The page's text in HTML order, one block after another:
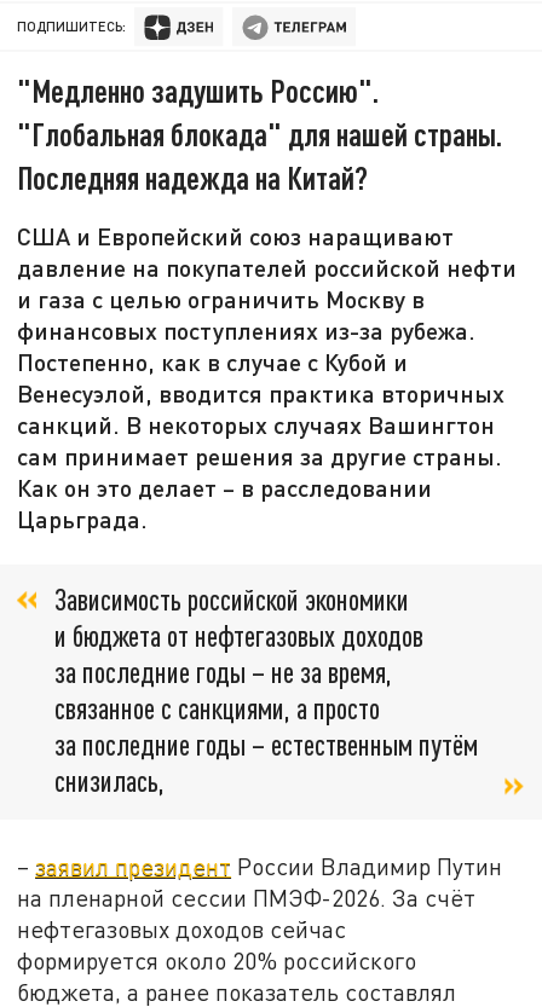
ПОДПИШИТЕСЬ:
"Медленно задушить Россию".
"Глобальная блокада" для нашей страны.
Последняя надежда на Китай?
США и Европейский союз наращивают
давление на покупателей российской нефти
и газа с целью ограничить Москву в
финансовых поступлениях из-за рубежа.
Постепенно, как в случае с Кубой и
Венесуэлой, вводится практика вторичных
санкций. В некоторых случаях Вашингтон
сам принимает решения за другие страны.
Как он это делает – в расследовании
Царьграда.
Зависимость российской экономики
и бюджета от нефтегазовых доходов
за последние годы – не за время,
связанное с санкциями, а просто
за последние годы – естественным путём
снизилась,
–заявил президент России Владимир Путин
на пленарной сессии ПМЭФ-2026. За счёт
нефтегазовых доходов сейчас
формируется около 20% российского
бюджета, а ранее показатель составлял